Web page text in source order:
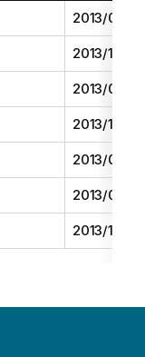
2013/08/01
2013/11/01
2013/07/01
2013/10/01
2013/09/01
2013/06/01
2013/12/01